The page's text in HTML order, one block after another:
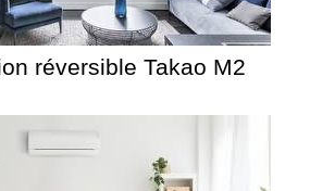
réversible Takao M2